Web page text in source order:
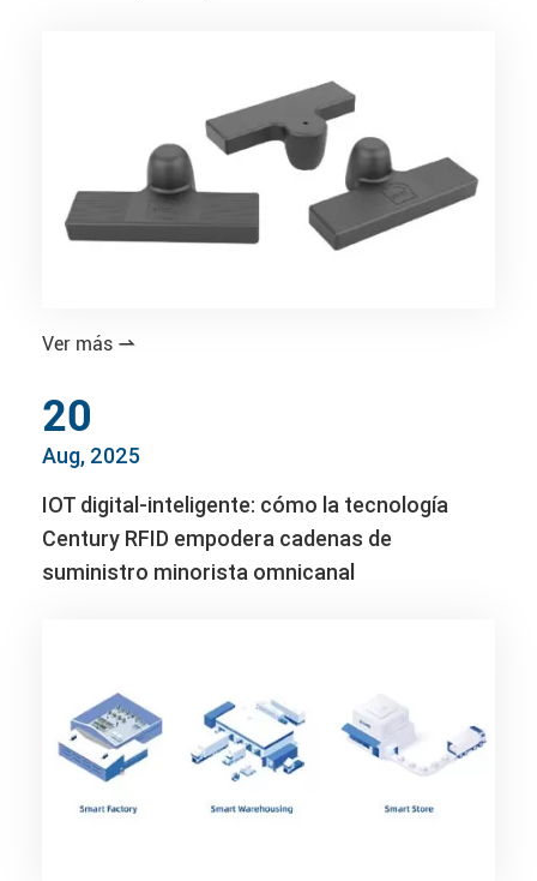
Ver más 
20
Aug, 2025
IOT digital-inteligente: cómo la tecnología
Century RFID empodera cadenas de
suministro minorista omnicanal